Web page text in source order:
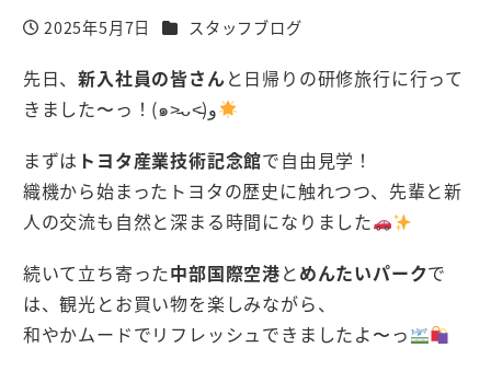
投稿日
2025年5月7日 カテゴリー
スタッフブログ
先日、新入社員の皆さんと日帰りの研修旅行に行って
きました〜っ！(๑˃̵ᴗ˂̵)و
まずは トヨタ産業技術記念館で自由見学！
織機から始まったトヨタの歴史に触れつつ、先輩と新
人の交流も自然と深まる時間になりました
続いて立ち寄った中部国際空港とめんたいパークで
は、観光とお買い物を楽しみながら、
和やかムードでリフレッシュできましたよ〜っ